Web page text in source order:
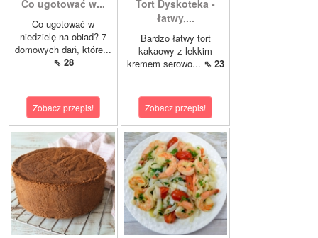
Co ugotować w...
Co ugotować w
niedzielę na obiad? 7
domowych dań, które...
⇖ 28
Zobacz przepis!
Tort Dyskoteka -
łatwy,...
Bardzo łatwy tort
kakaowy z lekkim
kremem serowo... ⇖ 23
Zobacz przepis!